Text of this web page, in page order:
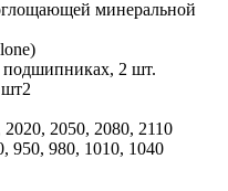
минеральной
2 шт.
шт2
2050, 2080, 2110
950, 980, 1010, 1040